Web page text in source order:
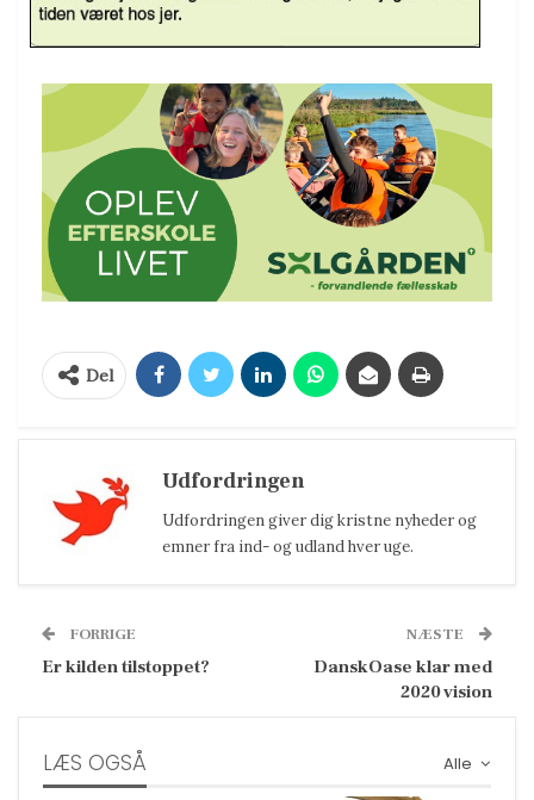
Del
Udfordringen
Udfordringen giver dig kristne nyheder og
emner fra ind- og udland hver uge.
FORRIGE
Er kilden tilstoppet?
NÆSTE
DanskOase klar med
2020 vision
Alle
LÆS OGSÅ